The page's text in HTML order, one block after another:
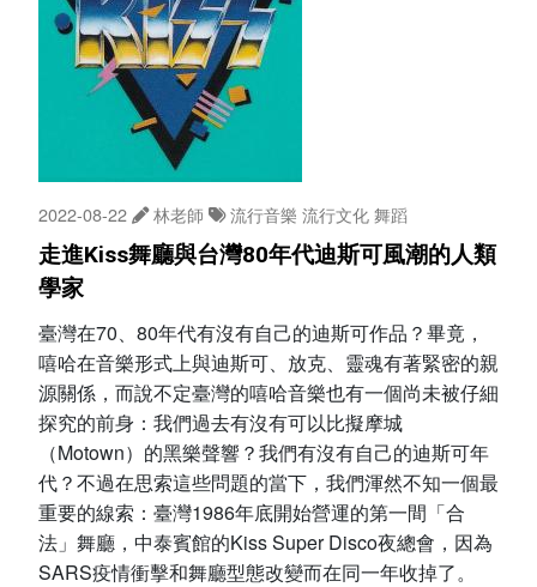
2022-08-22 林老師 流行音樂 流行文化舞蹈
走進Kiss舞廳與台灣80年代迪斯可風潮的人類
學家
臺灣在70、80年代有沒有自己的迪斯可作品？畢竟，
嘻哈在音樂形式上與迪斯可、放克、靈魂有著緊密的親
源關係，而說不定臺灣的嘻哈音樂也有一個尚未被仔細
探究的前身：我們過去有沒有可以比擬摩城
（Motown）的黑樂聲響？我們有沒有自己的迪斯可年
代？不過在思索這些問題的當下，我們渾然不知一個最
重要的線索：臺灣1986年底開始營運的第一間「合
法」舞廳，中泰賓館的Kiss Super Disco夜總會，因為
SARS疫情衝擊和舞廳型態改變而在同一年收掉了。